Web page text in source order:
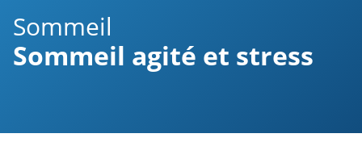
Sommeil
Sommeil agité et stress